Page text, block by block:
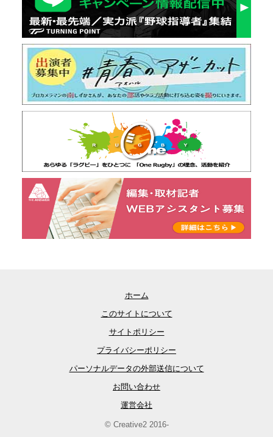
ホーム
このサイトについて
サイトポリシー
プライバシーポリシー
パーソナルデータの外部送信について
お問い合わせ
運営会社
© Creative2 2016-